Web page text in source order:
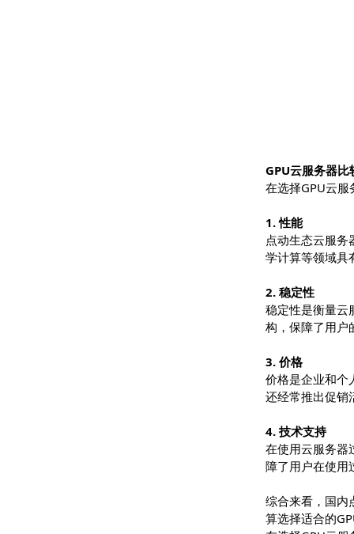
在选择
1. 性能
点动生态
学计算等领
2. 稳定性
稳定性是衡
构，保障了
价格是企业
还经常推出
在使用云服
障了用户在